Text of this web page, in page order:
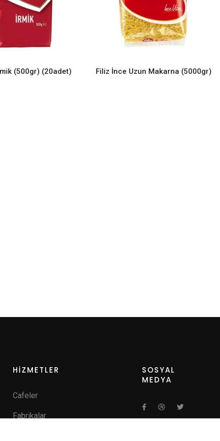
READ MORE
(500gr) (20adet) READ MORE
Filiz İnce Uzun Makarna (5000gr)
HİZMETLER
Cafeler
Fabrikalar
SOSYAL
MEDYA